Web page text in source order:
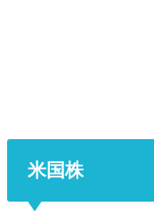
米国株